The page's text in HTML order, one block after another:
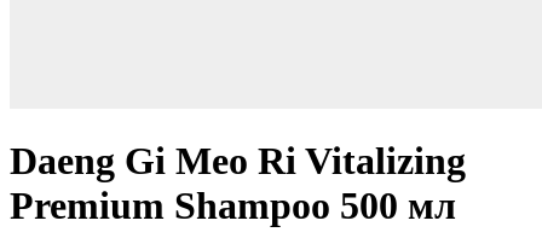
Daeng Gi Meo Ri Vitalizing
Premium Shampoo 500 мл